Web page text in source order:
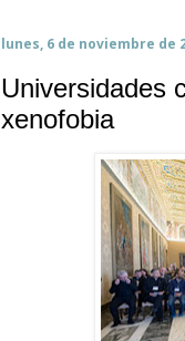
lunes, 6 de noviembre de
Universidades
xenofobia